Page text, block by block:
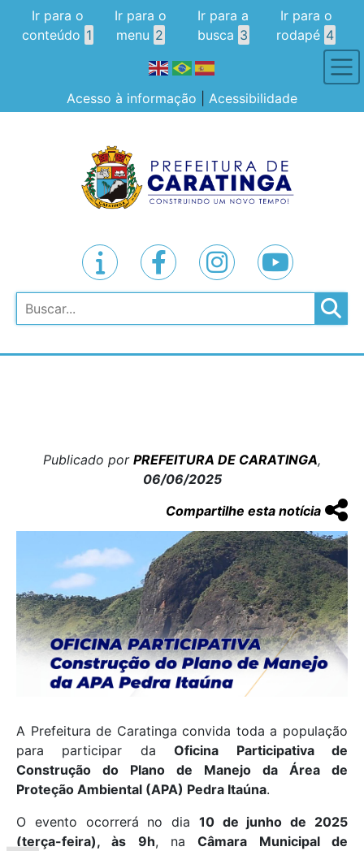
Ir para o
conteúdo 1
Ir para o
menu 2
Ir para a
busca 3
Ir para o
rodapé 4
Acesso à informação Acessibilidade
Pesquisar
Publicado por PREFEITURA DE CARATINGA,
06/06/2025
Compartilhe esta notícia
A Prefeitura de Caratinga convida toda a população
para participar daOficina Participativa de
Construção do Plano de Manejo da Área de
Proteção Ambiental (APA) Pedra Itaúna.
O evento ocorrerá no dia 10 de junho de 2025
(terça-feira), às 9h, naCâmara Municipal de